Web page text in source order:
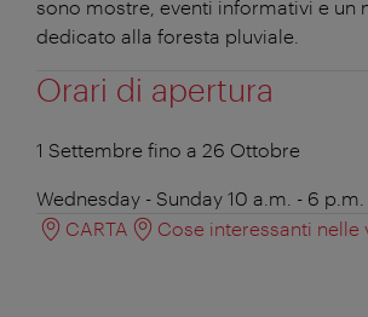
sono mostre, eventi informativi e un
dedicato alla foresta pluviale.
Orari di apertura
1 Settembre fino a 26 Ottobre
Wednesday - Sunday 10 a.m. - 6 p.m.
CARTA
Cose interessanti nelle